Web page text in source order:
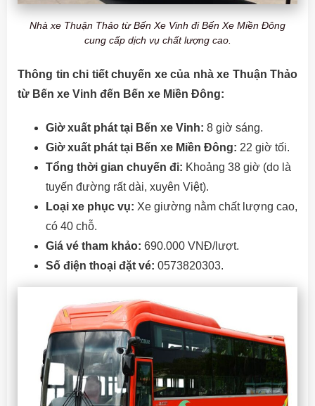
Nhà xe Thuận Thảo từ Bến Xe Vinh đi Bến Xe Miền Đông
cung cấp dịch vụ chất lượng cao.
Thông tin chi tiết chuyến xe của nhà xe Thuận Thảo
từ Bến xe Vinh đến Bến xe Miền Đông:
Giờ xuất phát tại Bến xe Vinh: 8 giờ sáng.
Giờ xuất phát tại Bến xe Miền Đông: 22 giờ tối.
Tổng thời gian chuyến đi: Khoảng 38 giờ (do là
tuyến đường rất dài, xuyên Việt).
Loại xe phục vụ: Xe giường nằm chất lượng cao,
có 40 chỗ.
Giá vé tham khảo: 690.000 VNĐ/lượt.
Số điện thoại đặt vé: 0573820303.